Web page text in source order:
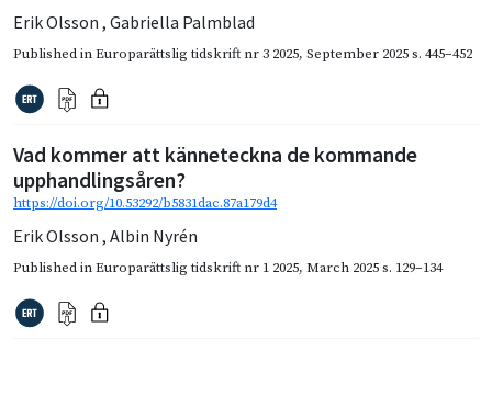
Erik Olsson , Gabriella Palmblad
Published inEuroparättslig tidskrift nr 3 2025, September 2025s. 445–452
Vad kommer att känneteckna de kommande
upphandlingsåren?
https://doi.org/10.53292/b5831dac.87a179d4
Erik Olsson , Albin Nyrén
Published inEuroparättslig tidskrift nr 1 2025, March 2025s. 129–134